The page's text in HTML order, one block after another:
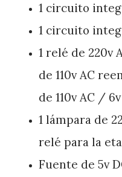
1 circuito
1 circuito
1 relé de 220v
de 110v AC
de 110v AC /
1 lámpara de
relé para la
Fuente de 5v